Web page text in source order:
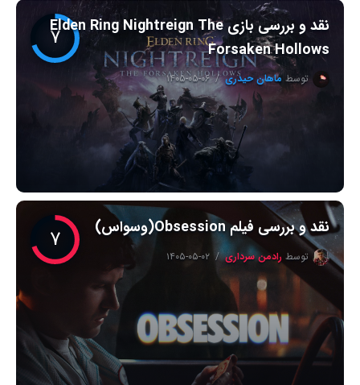
۷
نقد و بررسی بازی Elden Ring Nightreign The
Forsaken Hollows
توسط ماهان حیدری ۱۴۰۵-۰۵-۰۶
۷ نقد و بررسی فیلم Obsession(وسواس)
توسط رادمن سرداری ۱۴۰۵-۰۵-۰۲